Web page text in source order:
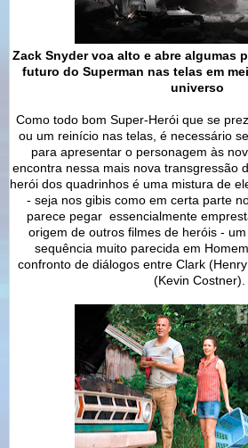
Zack Snyder voa alto e abre algumas
futuro do Superman nas telas em
universo
Como todo bom Super-Herói que se
ou um reinício nas telas, é necessário
para apresentar o personagem às
encontra nessa mais nova transgressão
herói dos quadrinhos é uma mistura de
- seja nos gibis como em certa parte
parece pegar essencialmente
origem de outros filmes de heróis -
sequência muito parecida em
confronto de diálogos entre Clark
(Kevin Costner).